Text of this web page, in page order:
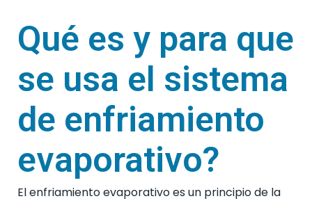
Qué es y para que
se usa el sistema
de enfriamiento
evaporativo?
El enfriamiento evaporativo es un principio de la